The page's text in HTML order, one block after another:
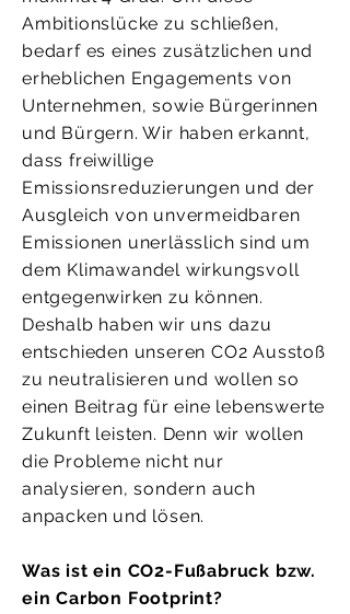
Ambitionslücke zu schließen,
bedarf es eines zusätzlichen und
erheblichen Engagements von
Unternehmen, sowie Bürgerinnen
und Bürgern. Wir haben erkannt,
dass freiwillige
Emissionsreduzierungen und der
Ausgleich von unvermeidbaren
Emissionen unerlässlich sind um
dem Klimawandel wirkungsvoll
entgegenwirken zu können.
Deshalb haben wir uns dazu
entschieden unseren CO2 Ausstoß
zu neutralisieren und wollen so
einen Beitrag für eine lebenswerte
Zukunft leisten. Denn wir wollen
die Probleme nicht nur
analysieren, sondern auch
anpacken und lösen.
Was ist ein CO2-Fußabruck bzw.
ein Carbon Footprint?